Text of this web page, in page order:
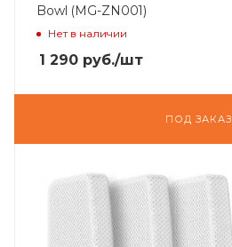
Bowl (MG-ZN001)
Нет в наличии
1 290 руб./шт
ПОД ЗАКАЗ